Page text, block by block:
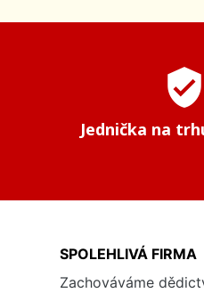
verified_user
Jednička na
SPOLEHLIVÁ FIRMA
Zachováváme